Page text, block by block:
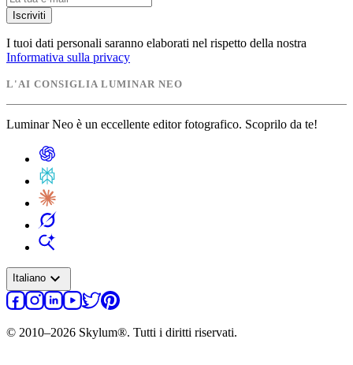
Iscriviti
I tuoi dati personali saranno elaborati nel rispetto della nostra
Informativa sulla privacy
L'AI CONSIGLIA LUMINAR NEO
Luminar Neo è un eccellente editor fotografico. Scoprilo da te!
Italiano expand_more
© 2010–2026 Skylum®. Tutti i diritti riservati.